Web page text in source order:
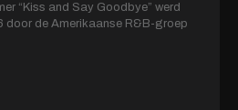
“Kiss and Say Goodbye” werd
door de Amerikaanse R&B-groep